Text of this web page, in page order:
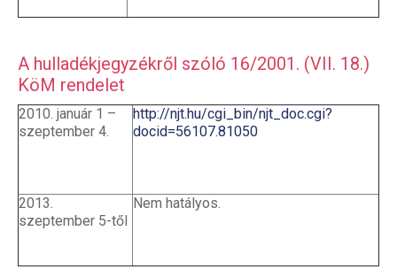
A hulladékjegyzékről szóló 16/2001. (VII. 18.)
KöM rendelet
2010. január 1 –
szeptember 4.
http://njt.hu/cgi_bin/njt_doc.cgi?
docid=56107.81050
2013.
szeptember 5-től
Nem hatályos.